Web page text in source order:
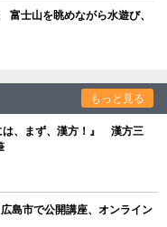
士山を眺めながら水遊び、
もっと見る
は、まず、漢方！』 漢方三
島市で公開講座、オンライン